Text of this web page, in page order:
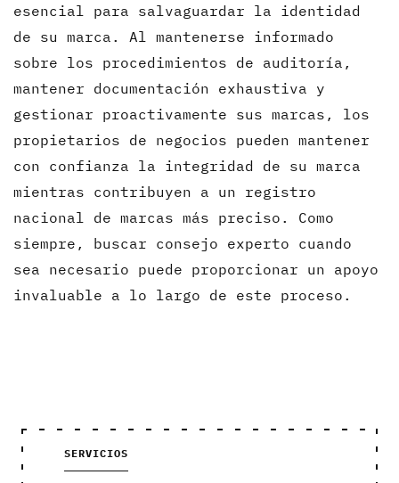
esencial para salvaguardar la identidad
de su marca. Al mantenerse informado
sobre los procedimientos de auditoría,
mantener documentación exhaustiva y
gestionar proactivamente sus marcas, los
propietarios de negocios pueden mantener
con confianza la integridad de su marca
mientras contribuyen a un registro
nacional de marcas más preciso. Como
siempre, buscar consejo experto cuando
sea necesario puede proporcionar un apoyo
invaluable a lo largo de este proceso.
SERVICIOS